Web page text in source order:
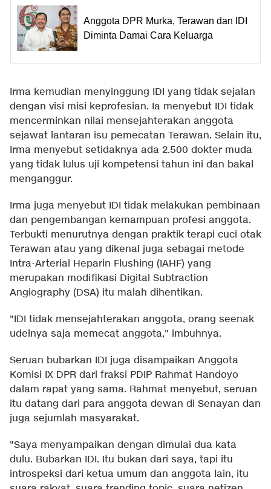
Anggota DPR Murka, Terawan dan IDI
Diminta Damai Cara Keluarga
Irma kemudian menyinggung IDI yang tidak sejalan
dengan visi misi keprofesian. Ia menyebut IDI tidak
mencerminkan nilai mensejahterakan anggota
sejawat lantaran isu pemecatan Terawan. Selain itu,
Irma menyebut setidaknya ada 2.500 dokter muda
yang tidak lulus uji kompetensi tahun ini dan bakal
menganggur.
Irma juga menyebut IDI tidak melakukan pembinaan
dan pengembangan kemampuan profesi anggota.
Terbukti menurutnya dengan praktik terapi cuci otak
Terawan atau yang dikenal juga sebagai metode
Intra-Arterial Heparin Flushing (IAHF) yang
merupakan modifikasi Digital Subtraction
Angiography (DSA) itu malah dihentikan.
"IDI tidak mensejahterakan anggota, orang seenak
udelnya saja memecat anggota," imbuhnya.
Seruan bubarkan IDI juga disampaikan Anggota
Komisi IX DPR dari fraksi PDIP Rahmat Handoyo
dalam rapat yang sama. Rahmat menyebut, seruan
itu datang dari para anggota dewan di Senayan dan
juga sejumlah masyarakat.
"Saya menyampaikan dengan dimulai dua kata
dulu. Bubarkan IDI. Itu bukan dari saya, tapi itu
introspeksi dari ketua umum dan anggota lain, itu